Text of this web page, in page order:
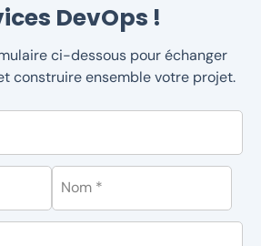
DevOps !
ci-dessous pour échanger
construire ensemble votre projet.
Nom *